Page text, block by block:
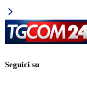
Seguici su